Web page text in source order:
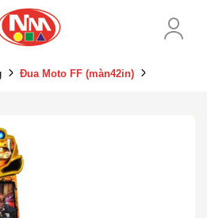
Đua Moto FF (màn42in)